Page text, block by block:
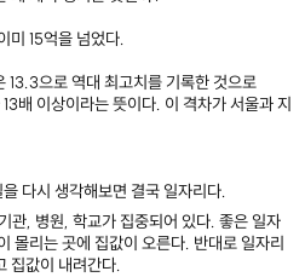
미 15억을 넘었다.
13.3으로 역대 최고치를 기록한 것으로
배 이상이라는 뜻이다. 이 격차가 서울과 지
다시 생각해보면 결국 일자리다.
관, 병원, 학교가 집중되어 있다. 좋은 일자
몰리는 곳에 집값이 오른다. 반대로 일자리
집값이 내려간다.